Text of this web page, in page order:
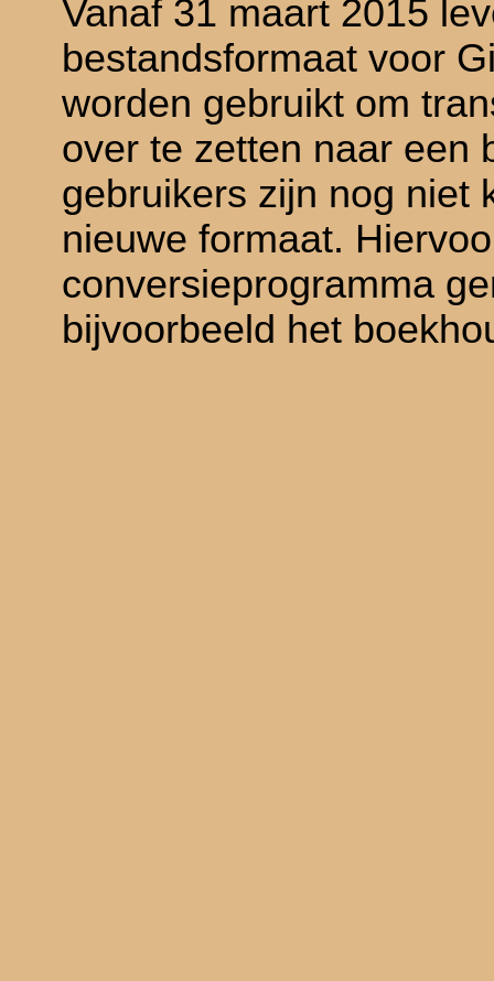
Vanaf 31 maart 2015
bestandsformaat voor
worden gebruikt om
over te zetten naar een
gebruikers zijn nog niet
nieuwe formaat.
conversieprogramma
bijvoorbeeld het